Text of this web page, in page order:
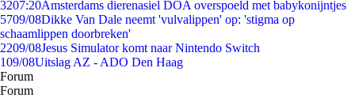
3207:20Amsterdams dierenasiel DOA overspoeld met babykonijntjes
5709/08Dikke Van Dale neemt 'vulvalippen' op: 'stigma op
schaamlippen doorbreken'
2209/08Jesus Simulator komt naar Nintendo Switch
109/08Uitslag AZ - ADO Den Haag
Forum
Forum